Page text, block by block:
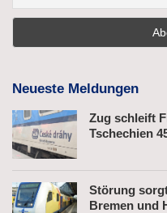
Neueste Meldungen
Zug schleift
Tschechien
Störung
Bremen und